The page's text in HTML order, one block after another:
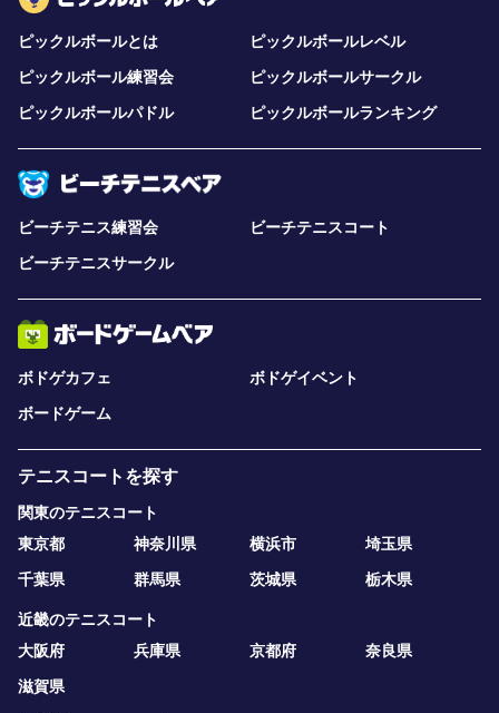
ピックルボールとは
ピックルボールレベル
ピックルボール練習会
ピックルボールサークル
ピックルボールパドル
ピックルボールランキング
ビーチテニス練習会
ビーチテニスコート
ビーチテニスサークル
ボドゲカフェ
ボドゲイベント
ボードゲーム
テニスコートを探す
関東のテニスコート
東京都
神奈川県 横浜市
埼玉県
千葉県
群馬県 茨城県 栃木県
近畿のテニスコート
大阪府
兵庫県 京都府
奈良県
滋賀県